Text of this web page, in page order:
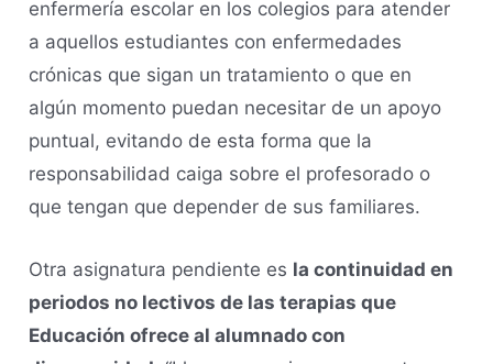
enfermería escolar en los colegios para atender
a aquellos estudiantes con enfermedades
crónicas que sigan un tratamiento o que en
algún momento puedan necesitar de un apoyo
puntual, evitando de esta forma que la
responsabilidad caiga sobre el profesorado o
que tengan que depender de sus familiares.
Otra asignatura pendiente es la continuidad en
periodos no lectivos de las terapias que
Educación ofrece al alumnado con